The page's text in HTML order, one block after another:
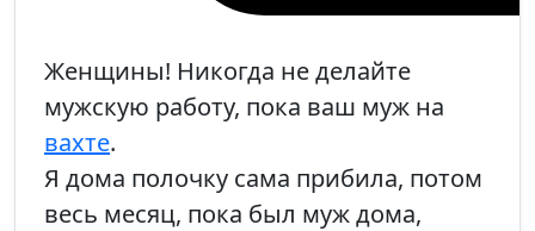
Женщины! Никогда не делайте
мужскую работу, пока ваш муж на
вахте.
Я дома полочку сама прибила, потом
весь месяц, пока был муж дома,